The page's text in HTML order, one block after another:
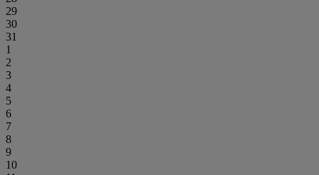
29
30
31
1
2
3
4
5
6
7
8
9
10